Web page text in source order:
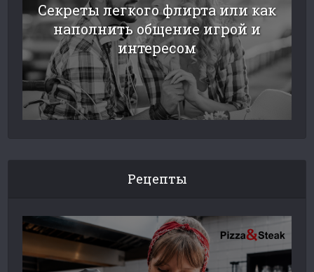
Секреты легкого флирта или как
наполнить общение игрой и
интересом
Рецепты